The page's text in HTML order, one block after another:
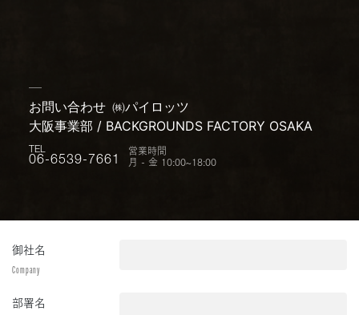
お問い合わせ ㈱パイロッツ
大阪事業部 / BACKGROUNDS FACTORY OSAKA
TEL
06-6539-7661
営業時間
月 - 金 10:00~18:00
御社名
Company
部署名